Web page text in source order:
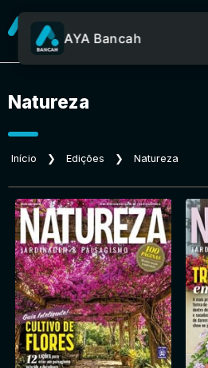
AYA Bancah
Natureza
Início ❯ Edições ❯ Natureza